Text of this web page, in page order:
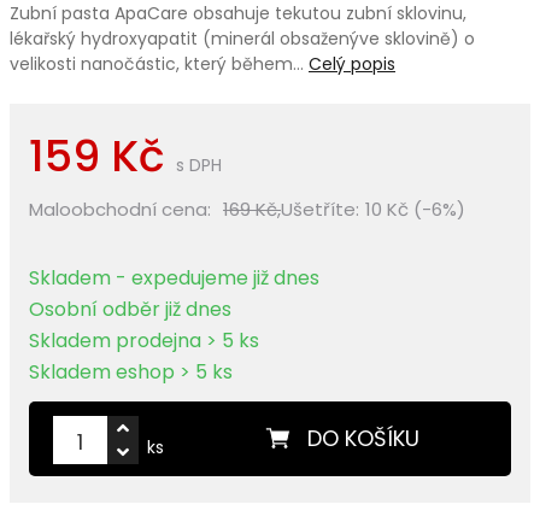
Zubní pasta ApaCare obsahuje tekutou zubní sklovinu,
lékařský hydroxyapatit (minerál obsaženýve sklovině) o
velikosti nanočástic, který během… Celý popis
159 Kč s DPH
Maloobchodní cena: 169 Kč,Ušetříte: 10 Kč (-6%)
Skladem - expedujeme již dnes
Osobní odběr již dnes
Skladem prodejna > 5 ks
Skladem eshop > 5 ks
DO KOŠÍKU
ks